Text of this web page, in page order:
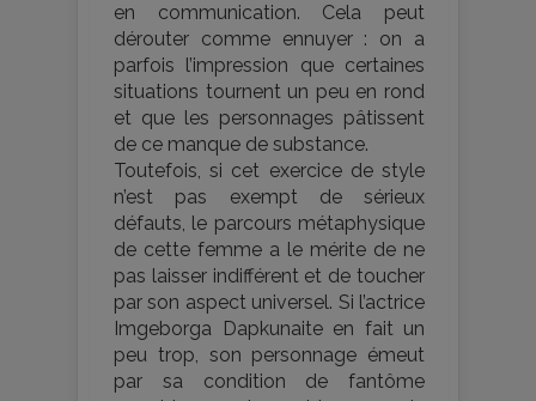
en communication. Cela peut
dérouter comme ennuyer : on a
parfois l’impression que certaines
situations tournent un peu en rond
et que les personnages pâtissent
de ce manque de substance.
Toutefois, si cet exercice de style
n’est pas exempt de sérieux
défauts, le parcours métaphysique
de cette femme a le mérite de ne
pas laisser indifférent et de toucher
par son aspect universel. Si l’actrice
Imgeborga Dapkunaite en fait un
peu trop, son personnage émeut
par sa condition de fantôme